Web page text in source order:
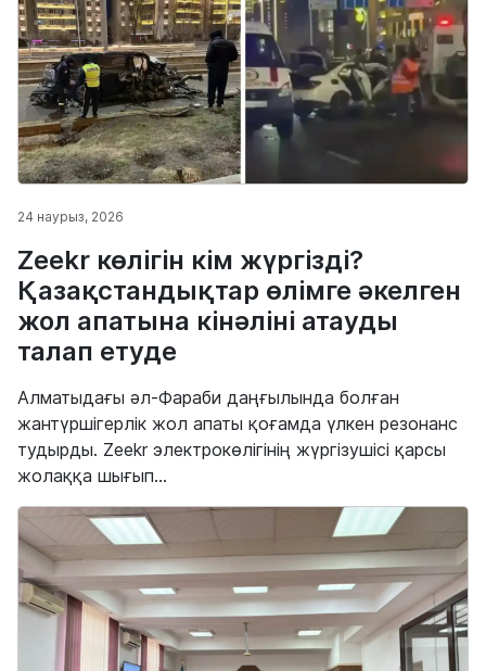
24 наурыз, 2026
Zeekr көлігін кім жүргізді?
Қазақстандықтар өлімге әкелген
жол апатына кінәліні атауды
талап етуде
Алматыдағы әл-Фараби даңғылында болған
жантүршігерлік жол апаты қоғамда үлкен резонанс
тудырды. Zeekr электрокөлігінің жүргізушісі қарсы
жолаққа шығып...